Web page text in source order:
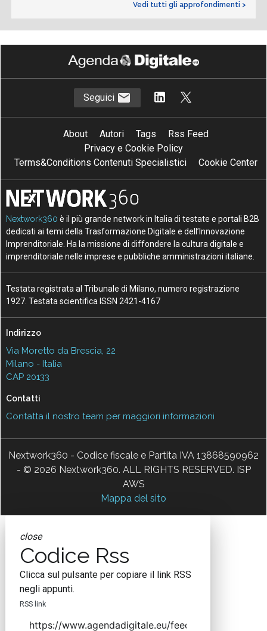
Vedi tutti gli approfondimenti >
Seguici
About Autori Tags
Rss Feed
Privacy e Cookie Policy
Terms&Conditions Contenuti Specialistici
Cookie Center
Nextwork360 è il più grande network in Italia di testate e portali B2B
dedicati ai temi della Trasformazione Digitale e dell’Innovazione
Imprenditoriale. Ha la missione di diffondere la cultura digitale e
imprenditoriale nelle imprese e pubbliche amministrazioni italiane.
Testata registrata al Tribunale di Milano, numero registrazione
1927. Testata scientifica ISSN 2421-4167
Indirizzo
Via Moretto da Brescia, 22
Milano - Italia
CAP 20133
Contatti
Contatta il nostro team per maggiori informazioni
Nextwork360 - Codice fiscale e Partita IVA 13868590962
- © 2026 Nextwork360. ALL RIGHTS RESERVED. ISP
AWS
Mappa del sito
close
Codice Rss
Clicca sul pulsante per copiare il link RSS
negli appunti.
RSS link